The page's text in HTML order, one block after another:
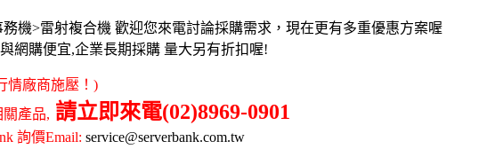
機>雷射複合機 歡迎您來電討論採購需求，現在更有多重優惠方案喔
網購便宜,企業長期採購 量大另有折扣喔!
情廠商施壓！)
關產品, 請立即來電(02)8969-0901
詢價Email: service@serverbank.com.tw